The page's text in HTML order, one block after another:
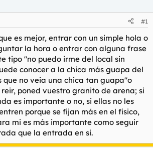
#1
es mejor, entrar con un simple hola o
la hora o entrar con alguna frase
tipo "no puedo irme del local sin
conocer a la chica más guapa del
que no veia una chica tan guapa"o
poned vuestro granito de arena; si
es importante o no, si ellas no les
porque se fijan más en el fisico,
mi es más importante como seguir
que la entrada en si.